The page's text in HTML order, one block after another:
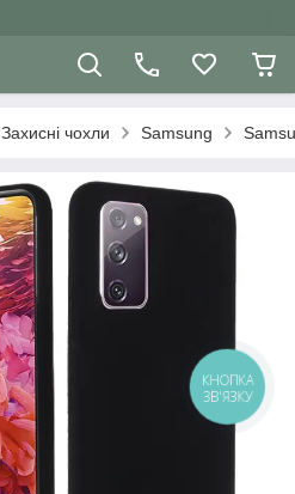
Захисні чохли Samsung
КНОПКА
ЗВ'ЯЗКУ